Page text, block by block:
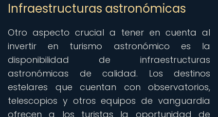
Infraestructuras astronómicas
Otro aspecto crucial a tener en cuenta al
invertir en turismo astronómico es la
disponibilidad de infraestructuras
astronómicas de calidad. Los destinos
estelares que cuentan con observatorios,
telescopios y otros equipos de vanguardia
ofrecen a los turistas la oportunidad de